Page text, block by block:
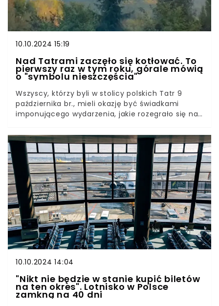
10.10.2024 15:19
Nad Tatrami zaczęło się kotłować. To
pierwszy raz w tym roku, górale mówią
o "symbolu nieszczęścia"
Wszyscy, którzy byli w stolicy polskich Tatr 9
października br., mieli okazję być świadkami
imponującego wydarzenia, jakie rozegrało się na
nagrań, a internauci nie mogą wyjść z podziwu,
co stało się nad głowami przebywających
wówczas na Podhalu. Co ciekawe, niektórzy
wierzą, że ten spektakl nie zwiastuje nic dobrego.
10.10.2024 14:04
"Nikt nie będzie w stanie kupić biletów
na ten okres". Lotnisko w Polsce
zamkną na 40 dni